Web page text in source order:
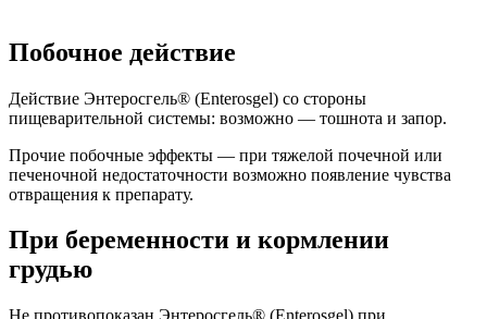
Побочное действие
Действие Энтеросгель® (Enterosgel) со стороны
пищеварительной системы: возможно — тошнота и запор.
Прочие побочные эффекты — при тяжелой почечной или
печеночной недостаточности возможно появление чувства
отвращения к препарату.
При беременности и кормлении
грудью